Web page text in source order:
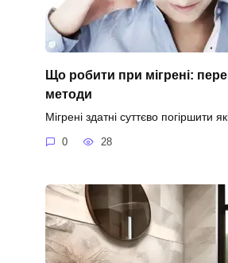
Що робити при мігрені:
методи
Мігрені здатні суттєво погіршити
0 28